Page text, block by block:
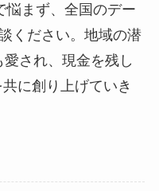
悩まず、全国のデー
ください。地域の潜
され、現金を残し
に創り上げていき